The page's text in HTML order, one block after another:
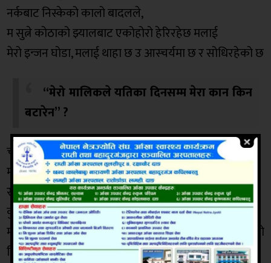
नर्कबाट निस्केको कालो बादलले,
म सुत्ने कोठाको झ्यालबाट एकोहोरो हेरिरहेछ मलाई
मेरो इन्जन घोडा, मलाई थाहा छ उ आस्चर्यमा छ र सोधिरहेको छ
“मेरो मालिकले यतिका दिनसम्म मेरा कान किन
बटारेन” ?
चौबिस घण्टामा अठार घन्टा घटाए पछीको समय
मात्रै मेरो शरीरलाई सहने बिस्तारा
र मेरो शिरलाई सहने सिरानी आत्तिएका छन,
कुर्ची टेबल सोफा र गलैचाहरु पाट्टीएका छन,
म बुझ्दछु मेरो बन्दी जीवन नियालिरहेका निर्जिव दर्शकहरुको
जिज्ञासा